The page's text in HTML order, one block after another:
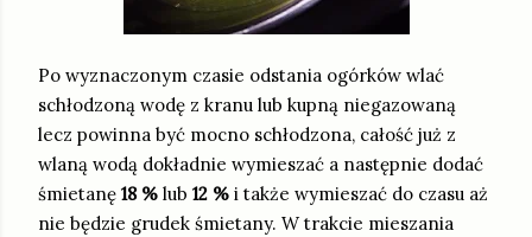
Po wyznaczonym czasie odstania ogórków wlać
schłodzoną wodę z kranu lub kupną niegazowaną
lecz powinna być mocno schłodzona, całość już z
wlaną wodą dokładnie wymieszać a następnie dodać
śmietanę 18 % lub 12 % i także wymieszać do czasu aż
nie będzie grudek śmietany. W trakcie mieszania